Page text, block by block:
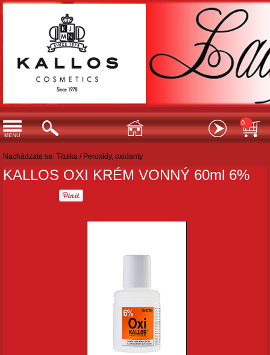
0
Nachádzate sa: Titulka / Peroxidy, oxidanty
KALLOS OXI KRÉM VONNÝ 60ml 6%